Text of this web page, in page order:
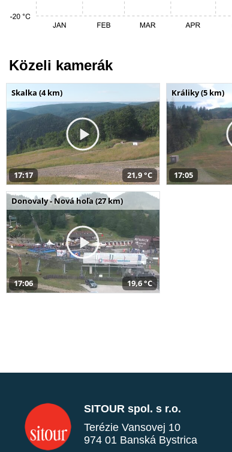
Közeli kamerák
Skalka (4 km)
17:17 21,9 °C
Králiky (5 km)
17:05
Donovaly - Nová hoľa (27 km)
17:06 19,6 °C
SITOUR spol. s r.o.
Terézie Vansovej 10
974 01 Banská Bystrica